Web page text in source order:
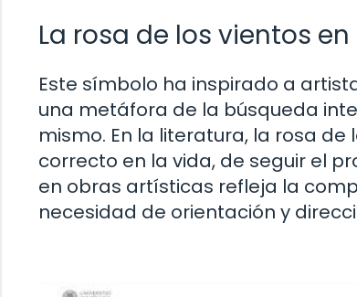
La rosa de los vientos
Este símbolo ha inspirado a
una metáfora de la búsqueda
mismo. En la literatura, la rosa
correcto en la vida, de seguir el
en obras artísticas refleja la
necesidad de orientación y